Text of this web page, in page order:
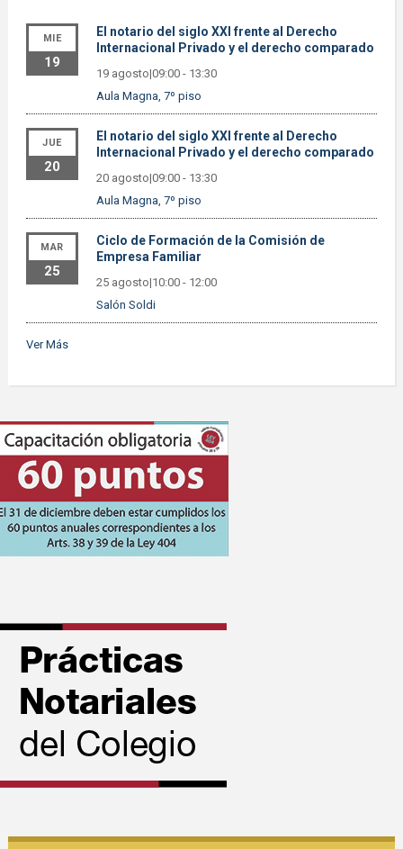
MIE
19
El notario del siglo XXI frente al Derecho
Internacional Privado y el derecho comparado
19 agosto|09:00- 13:30
Aula Magna, 7º piso
JUE
20
El notario del siglo XXI frente al Derecho
Internacional Privado y el derecho comparado
20 agosto|09:00- 13:30
Aula Magna, 7º piso
MAR
25
Ciclo de Formación de la Comisión de
Empresa Familiar
25 agosto|10:00- 12:00
Salón Soldi
Ver Más